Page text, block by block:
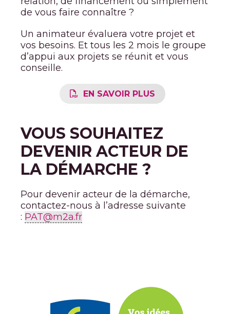
de vous faire connaître ?
Un animateur évaluera votre projet et
vos besoins. Et tous les 2 mois le groupe
d’appui aux projets se réunit et vous
conseille.
EN SAVOIR PLUS
VOUS SOUHAITEZ
DEVENIR ACTEUR DE
LA DÉMARCHE ?
Pour devenir acteur de la démarche,
contactez-nous à l’adresse suivante
: PAT@m2a.fr